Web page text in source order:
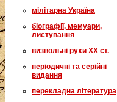
мілітарна Україна
біографії, мемуари,
листування
визвольні рухи XX ст.
періодичні та серійні
видання
перекладна література